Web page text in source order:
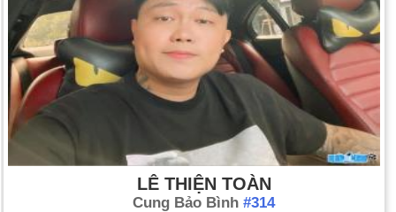
LÊ THIỆN TOÀN
Cung Bảo Bình #314